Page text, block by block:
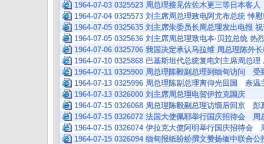
1964-07-03 0325523 周总理接见佐佐木更三等日本客人
1964-07-04 0325573 刘主席周总理致电阿尤布总统 悼
1964-07-05 0325635 刘主席朱委员长周总理发出电报
1964-07-05 0325636 刘主席周总理致电本·贝拉总统 热
1964-07-06 0325706 我国决定承认马拉维 周总理陈外
1964-07-10 0325868 巴基斯坦代总统复电刘主席周总
1964-07-11 0325900 周总理陈毅副总理到缅甸访问 受
1964-07-13 0325996 周总理陈副总理离仰光回国 奈温
1964-07-13 0326000 刘主席周总理电贺伊拉克国庆
1964-07-15 0326068 周总理陈毅副总理访缅后回京 彭
1964-07-15 0326072 法国大使佩耶举行国庆招待会 周
1964-07-15 0326074 伊拉克大使阿明举行国庆招待会
1964-07-15 0326094 缅甸报纸纷纷撰文赞扬缅中联合